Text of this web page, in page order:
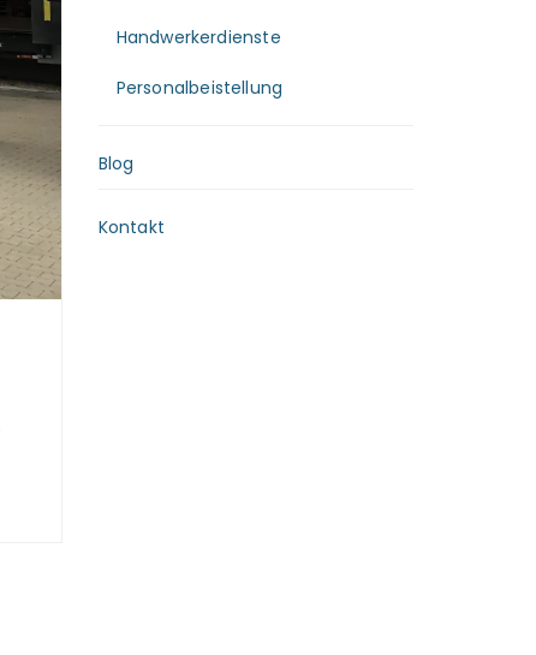
Handwerkerdienste
Personalbeistellung
Blog
Kontakt